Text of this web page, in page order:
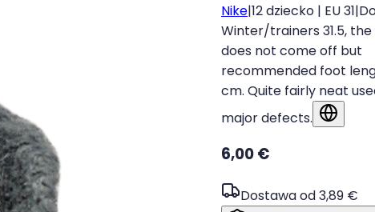
Nike|12 dziecko | EU 31|
Winter/trainers 31.5, the
does not come off but
recommended foot
cm. Quite fairly neat
major defects.
6,00 €
Dostawa od 3,89 €